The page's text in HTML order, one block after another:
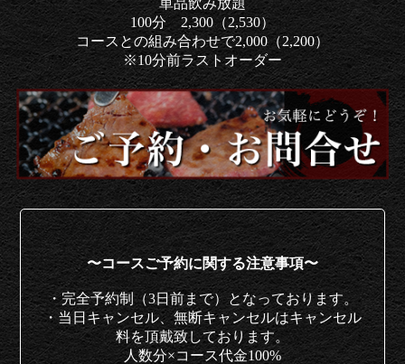
単品飲み放題
100分 2,300（2,530）
コースとの組み合わせで2,000（2,200）
※10分前ラストオーダー
〜コースご予約に関する注意事項〜
・完全予約制（3日前まで）となっております。
・当日キャンセル、無断キャンセルはキャンセル
料を頂戴致しております。
人数分×コース代金100%